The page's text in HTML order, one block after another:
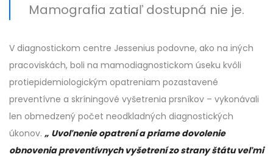
Mamografia zatiaľ dostupná nie je.
V diagnostickom centre Jessenius podovne, ako na iných
pracoviskách, boli na mamodiagnostickom úseku kvôli
protiepidemiologickým opatreniam pozastavené
preventívne a skríningové vyšetrenia prsníkov – vykonávali
len obmedzený počet neodkladných diagnostických
úkonov. „ Uvoľnenie opatrení a priame dovolenie
obnovenia preventívnych vyšetrení zo strany štátu veľmi